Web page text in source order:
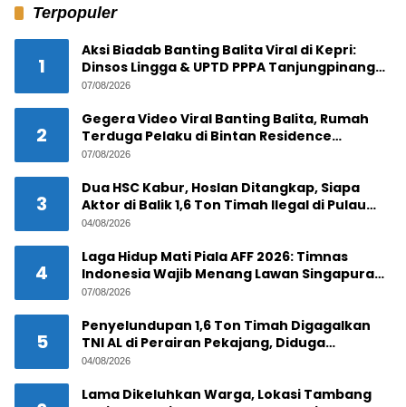
Terpopuler
1
Aksi Biadab Banting Balita Viral di Kepri:
Dinsos Lingga & UPTD PPPA Tanjungpinang
Lacak Pelaku
07/08/2026
2
Gegera Video Viral Banting Balita, Rumah
Terduga Pelaku di Bintan Residence
Tanjungpinang Diserbu Warga
07/08/2026
3
Dua HSC Kabur, Hoslan Ditangkap, Siapa
Aktor di Balik 1,6 Ton Timah Ilegal di Pulau
Pekajang ?
04/08/2026
4
Laga Hidup Mati Piala AFF 2026: Timnas
Indonesia Wajib Menang Lawan Singapura
Demi Tiket Semifinal
07/08/2026
5
Penyelundupan 1,6 Ton Timah Digagalkan
TNI AL di Perairan Pekajang, Diduga
Melibatkan Jaringan Internasional
04/08/2026
Lama Dikeluhkan Warga, Lokasi Tambang